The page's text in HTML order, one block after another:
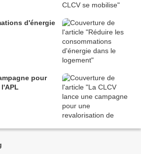
d'énergie
pour